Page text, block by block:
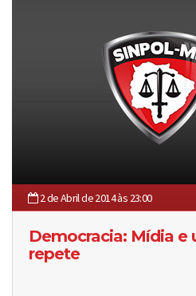
2 de Abril de 2014 às 23:00
Democracia: Mídia e
repete